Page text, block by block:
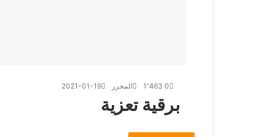
المحرر 2021-01-19 01٬463
برقية تعزية